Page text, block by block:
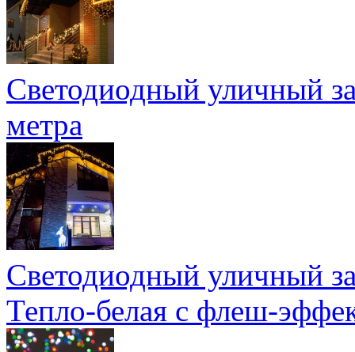
Светодиодный уличный
метра
Светодиодный уличный
Тепло-белая с флеш-